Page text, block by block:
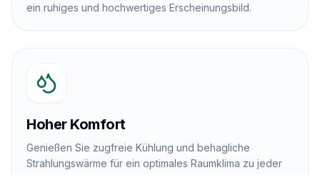
ein ruhiges und hochwertiges Erscheinungsbild.
Hoher Komfort
Genießen Sie zugfreie Kühlung und behagliche
Strahlungswärme für ein optimales Raumklima zu jeder